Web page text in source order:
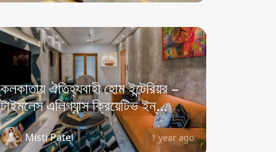
কলকাতায় ঐতিহ্যবাহী হোম ইন্টেরিয়র –
টাইমলেস এলিগ্যান্স ক্রিয়েটিভ ইন্...
Misti Patel 1 year ago